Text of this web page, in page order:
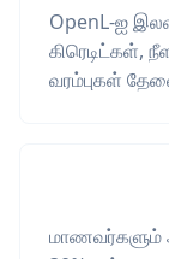
OpenL-ஐ
கிரெடிட்கள்,
வரம்புகள்
மாணவர்களும்